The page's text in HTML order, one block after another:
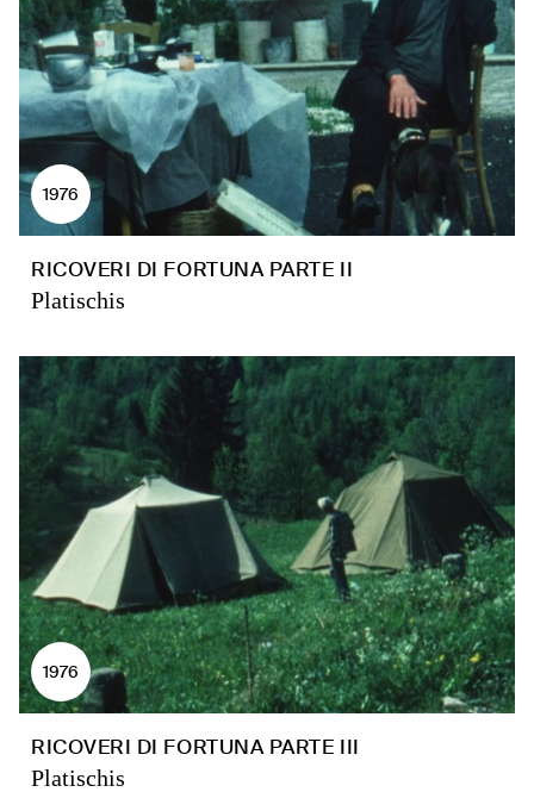
1976
RICOVERI DI FORTUNA PARTE II
Platischis
1976
RICOVERI DI FORTUNA PARTE III
Platischis